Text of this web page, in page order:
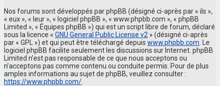
Nos forums sont développés par phpBB (désigné ci-après par « ils »,
« eux », « leur », « logiciel phpBB », « www.phpbb.com », « phpBB
Limited », « Équipes phpBB ») qui est un script libre de forum, déclaré
sous la licence « GNU General Public License v2 » (désigné ci-après
par « GPL ») et qui peut être téléchargé depuis www.phpbb.com . Le
logiciel phpBB facilite seulement les discussions sur Internet. phpBB
Limited n’est pas responsable de ce que nous acceptons ou
n’acceptons pas comme contenu ou conduite permis. Pour de plus
amples informations au sujet de phpBB, veuillez consulter :
https://www.phpbb.com/